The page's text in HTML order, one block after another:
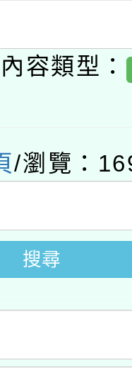
民及學前
大學辦
實施計畫
研究院中
勢與發展
育局辦理
習實施計
新北場」
習中心
」招生簡
成功大學
台-教案
學前教育
19疫苗接
措施，延
容類型：
/瀏覽：
搜尋